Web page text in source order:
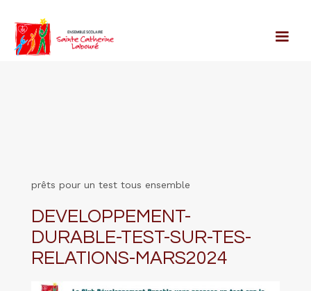
prêts pour un test tous ensemble
DEVELOPPEMENT-
DURABLE-TEST-SUR-TES-
RELATIONS-MARS2024